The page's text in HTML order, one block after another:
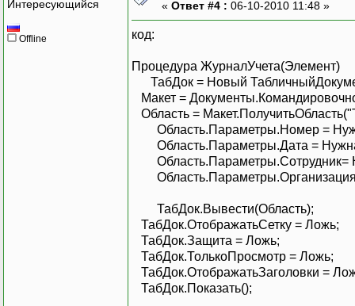
Интересующийся
Offline
« Ответ #4 : 06-10-2010 11:48 »
код:
Процедура ЖурналУчета(Элемент)
ТабДок = Новый
Макет =
Область =
Область.Параметры.Номер =
Область.Параметры.Дата = Нужна
Область.Параметры.Сотрудник=
Область.Параметры.Организация
ТабДок.Вывести(Область);
ТабДок.ОтображатьСетку = Ложь;
ТабДок.Защита = Ложь;
ТабДок.ТолькоПросмотр = Ложь;
ТабДок.ОтображатьЗаголовки =
ТабДок.Показать();